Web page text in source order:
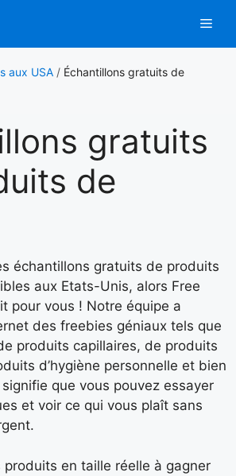
aux USA / Échantillons gratuits de
gratuits
de
échantillons gratuits de produits
aux Etats-Unis, alors Free
pour vous ! Notre équipe a
des freebies géniaux tels que
produits capillaires, de produits
d’hygiène personnelle et bien
que vous pouvez essayer
et voir ce qui vous plaît sans
produits en taille réelle à gagner